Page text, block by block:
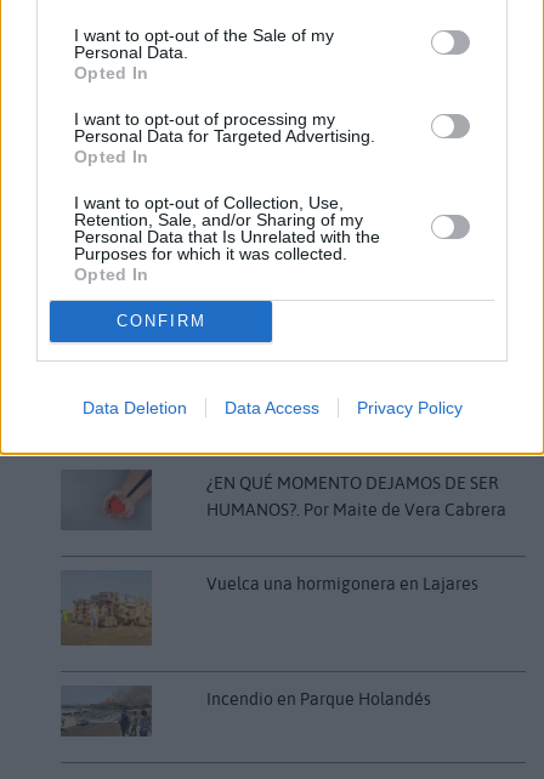
I want to opt-out of the Sale of my
Personal Data.
Opted In
I want to opt-out of processing my
Personal Data for Targeted Advertising.
Opted In
I want to opt-out of Collection, Use,
Retention, Sale, and/or Sharing of my
Personal Data that Is Unrelated with the
Purposes for which it was collected.
Opted In
CONFIRM
Data Deletion Data Access Privacy Policy
el Juzgado Central de Instrucción número 4 de
Madrid, ordenaron el ingreso en prisión del mismo.
Comentarios (0)
LO MÁS LEÍDO
golpe de calor en Fuerteventura
por 30 euros por trayecto
¿EN QUÉ MOMENTO DEJAMOS DE SER
HUMANOS?. Por Maite de Vera Cabrera
Vuelca una hormigonera en Lajares
Incendio en Parque Holandés